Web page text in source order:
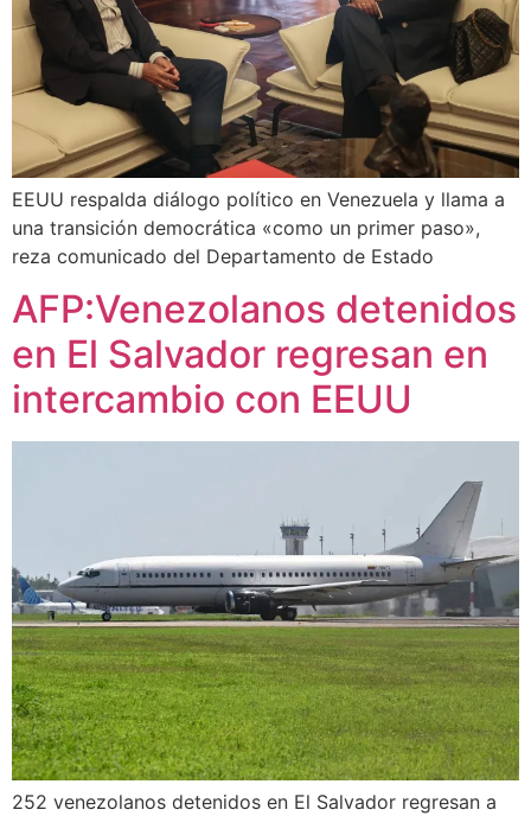
EEUU respalda diálogo político en Venezuela y llama a
una transición democrática «como un primer paso»,
reza comunicado del Departamento de Estado
AFP:Venezolanos detenidos
en El Salvador regresan en
intercambio con EEUU
252 venezolanos detenidos en El Salvador regresan a